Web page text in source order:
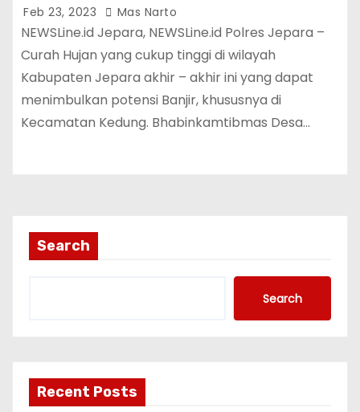
Feb 23, 2023 Mas Narto
NEWSLine.id Jepara, NEWSLine.id Polres Jepara –
Curah Hujan yang cukup tinggi di wilayah
Kabupaten Jepara akhir – akhir ini yang dapat
menimbulkan potensi Banjir, khususnya di
Kecamatan Kedung. Bhabinkamtibmas Desa…
Search
Search
Recent Posts